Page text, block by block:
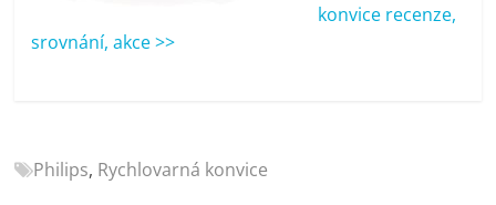
elektronika
porovnání
pračky,
televize,
konvice recenze,
srovnání, akce >>
Philips, Rychlovarná konvice